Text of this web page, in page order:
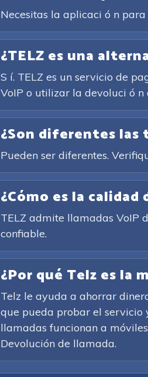
Necesitas la aplicaci ó n
¿TELZ es una
S í. TELZ es un servicio de
VoIP o utilizar la devoluci ó
¿Son diferentes las
Pueden ser diferentes.
¿Cómo es la calidad
TELZ admite llamadas VoIP
confiable.
¿Por qué Telz es la
Telz le ayuda a ahorrar
que pueda probar el servicio
llamadas funcionan a
Devolución de llamada.